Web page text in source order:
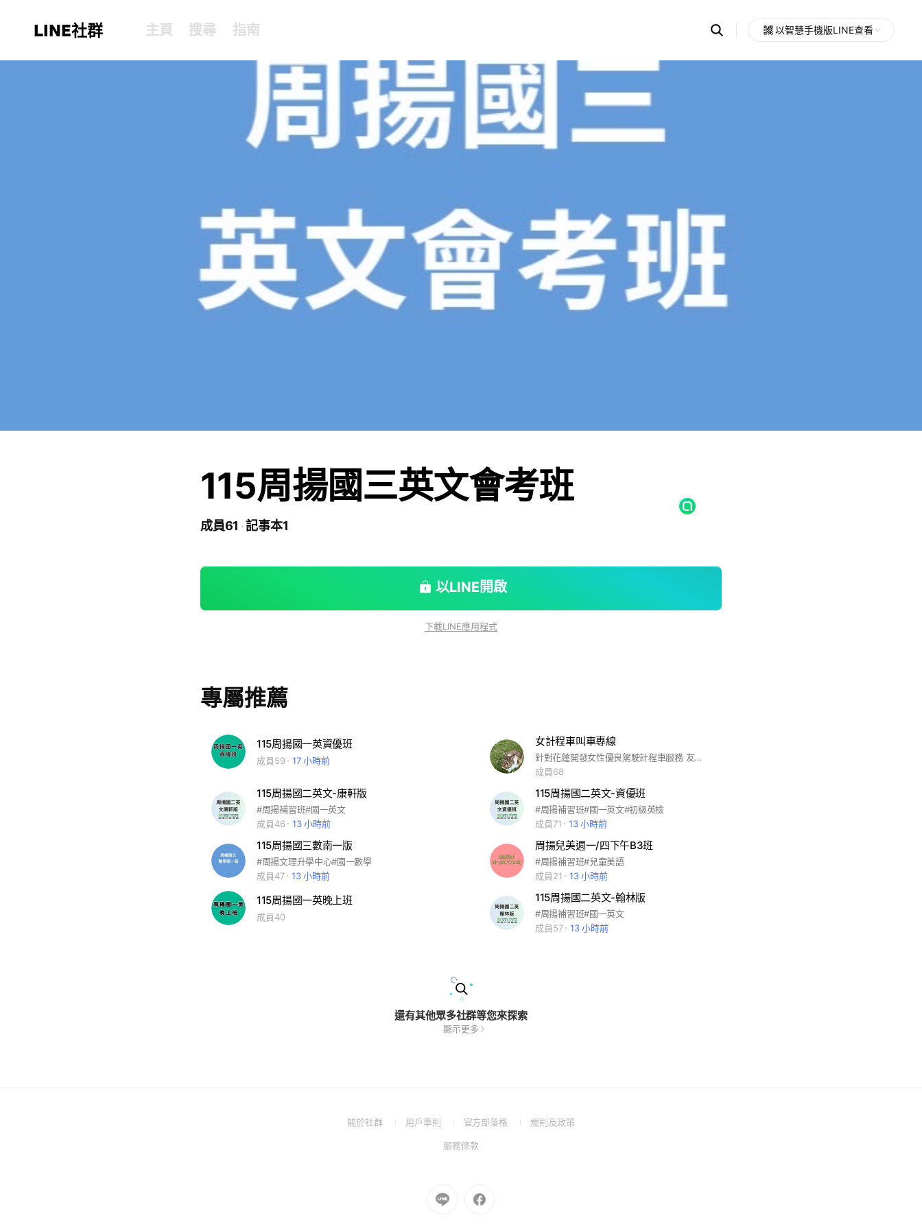
LINE社群 主頁 搜尋 指南 Search
OpenChats
messages
search
以智慧手機版LINE查看
115周揚國三英文會考班
成員61 記事本1
以LINE開啟
下載LINE應用程式
專屬推薦
115周揚國一英資優班
成員59 17 小時前
女計程車叫車專線
針對花蓮開發女性優良駕駛計程車服務 友善計程車團體將為您服務 包車旅遊也都有喔
成員68
115周揚國二英文-康軒版
#周揚補習班#國一英文
成員46
13 小時前
115周揚國二英文-資優班
#周揚補習班#國一英文#初級英檢
成員71
13 小時前
115周揚國三數南一版
#周揚文理升學中心#國一數學
成員47
13 小時前
周揚兒美週一/四下午B3班
#周揚補習班#兒童美語
成員21
13 小時前
115周揚國一英晚上班
成員40
115周揚國二英文-翰林版
#周揚補習班#國一英文
成員57
13 小時前
還有其他眾多社群等您來探索
顯示更多
關於社群
(Open用戶準則
(Open
a
官方部落格
(Open規則及政策(Open
服務條款(Open
window)
Go
to
Go
to